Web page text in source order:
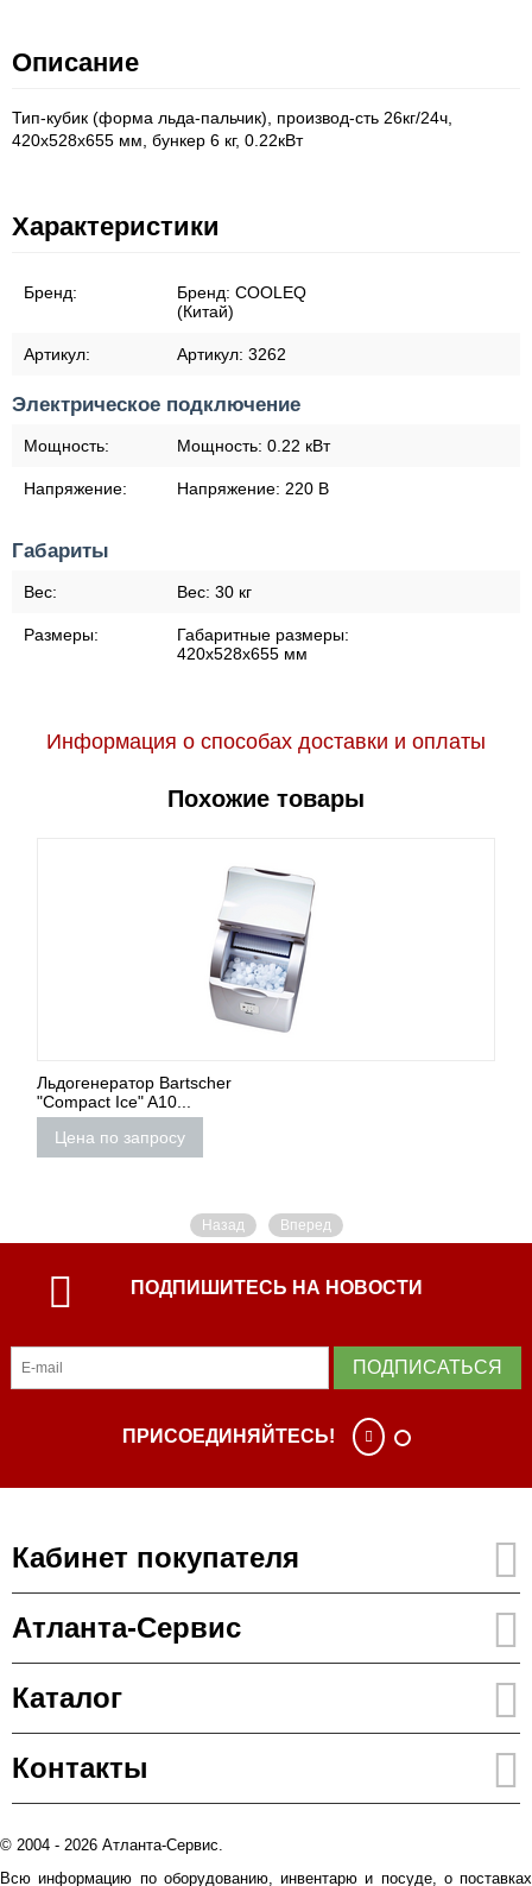
Описание
Тип-кубик (форма льда-пальчик), производ-сть 26кг/24ч,
420х528х655 мм, бункер 6 кг, 0.22кВт
Характеристики
Бренд: Бренд: COOLEQ
(Китай)
Артикул: Артикул: 3262
Электрическое подключение
Мощность: Мощность: 0.22 кВт
Напряжение: Напряжение: 220 В
Габариты
Вес: Вес: 30 кг
Размеры:
Габаритные размеры:
420х528х655 мм
Информация о способах доставки и оплаты
Похожие товары
Льдогенератор Bartscher
"Compact Ice" A10...
Цена по запросу
Назад Вперед
ПОДПИШИТЕСЬ НА НОВОСТИ
ПОДПИСАТЬСЯ
ПРИСОЕДИНЯЙТЕСЬ!
Кабинет покупателя
Атланта-Сервис
Каталог
Контакты
© 2004 - 2026 Атланта-Сервис.
Всю информацию по оборудованию, инвентарю и посуде, о поставках